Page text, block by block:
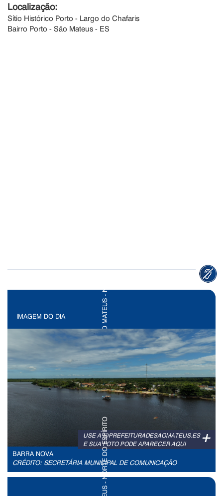
Localização:
Sítio Histórico Porto - Largo do Chafaris
Bairro Porto - São Mateus - ES
IMAGEM DO DIA
+
USE A @PREFEITURADESAOMATEUS.ES
E SUA FOTO PODE APARECER AQUI
BARRA NOVA
CRÉDITO: SECRETÁRIA MUNICIPAL DE COMUNICAÇÃO